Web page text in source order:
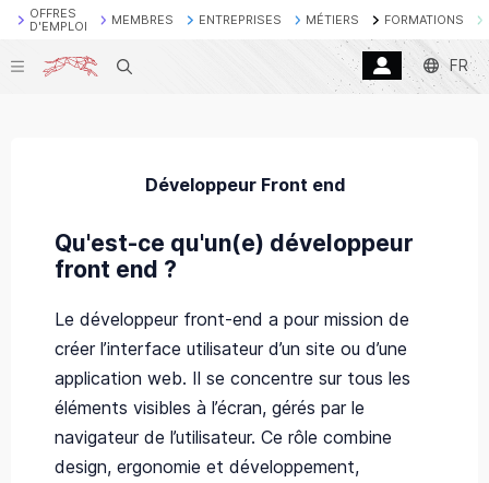
OFFRES
D'EMPLOI
MEMBRES ENTREPRISES MÉTIERS FORMATIONS
Recherche FR
Développeur Front end
Qu'est-ce qu'un(e) développeur
front end ?
Le développeur front-end a pour mission de
créer l’interface utilisateur d’un site ou d’une
application web. Il se concentre sur tous les
éléments visibles à l’écran, gérés par le
navigateur de l’utilisateur. Ce rôle combine
design, ergonomie et développement,